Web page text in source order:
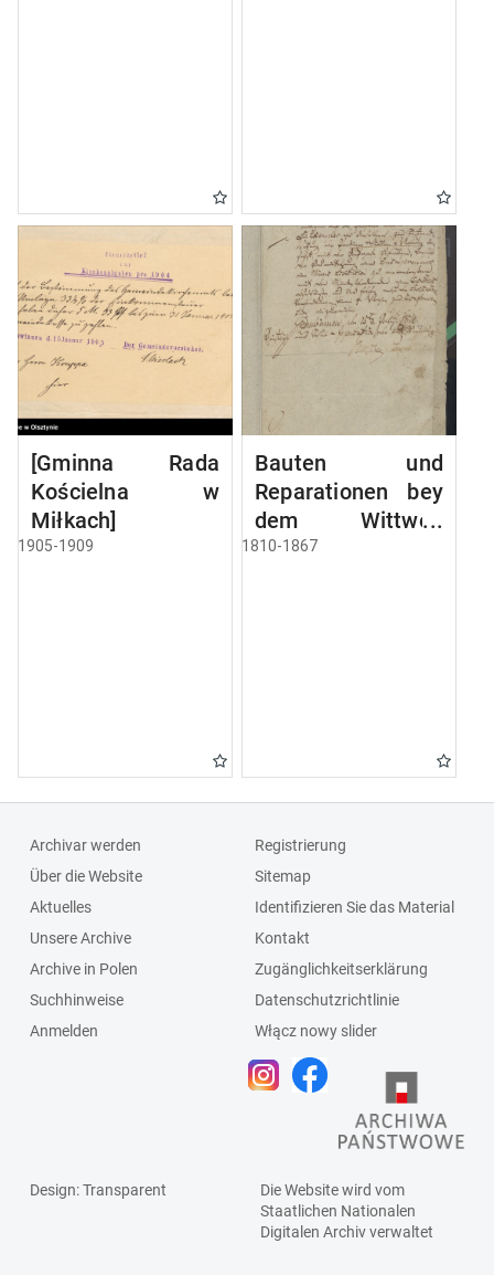
[Gminna Rada
Kościelna w
Miłkach]
1905-1909
Bauten und
Reparationen bey
dem Wittwen
Gebäude
1810-1867
Archivar werden
Über die Website
Aktuelles
Unsere Archive
Archive in Polen
Suchhinweise
Anmelden
Registrierung
Sitemap
Identifizieren Sie das Material
Kontakt
Zugänglichkeitserklärung
Datenschutzrichtlinie
Włącz nowy slider
Design: Transparent
Die Website wird vom
Staatlichen Nationalen
Digitalen Archivverwaltet